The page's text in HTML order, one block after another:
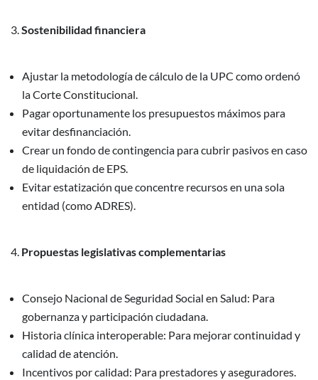
Sostenibilidad financiera
Ajustar la metodología de cálculo de la UPC como ordenó
la Corte Constitucional.
Pagar oportunamente los presupuestos máximos para
evitar desfinanciación.
Crear un fondo de contingencia para cubrir pasivos en caso
de liquidación de EPS.
Evitar estatización que concentre recursos en una sola
entidad (como ADRES).
Propuestas legislativas complementarias
Consejo Nacional de Seguridad Social en Salud: Para
gobernanza y participación ciudadana.
Historia clínica interoperable: Para mejorar continuidad y
calidad de atención.
Incentivos por calidad: Para prestadores y aseguradores.